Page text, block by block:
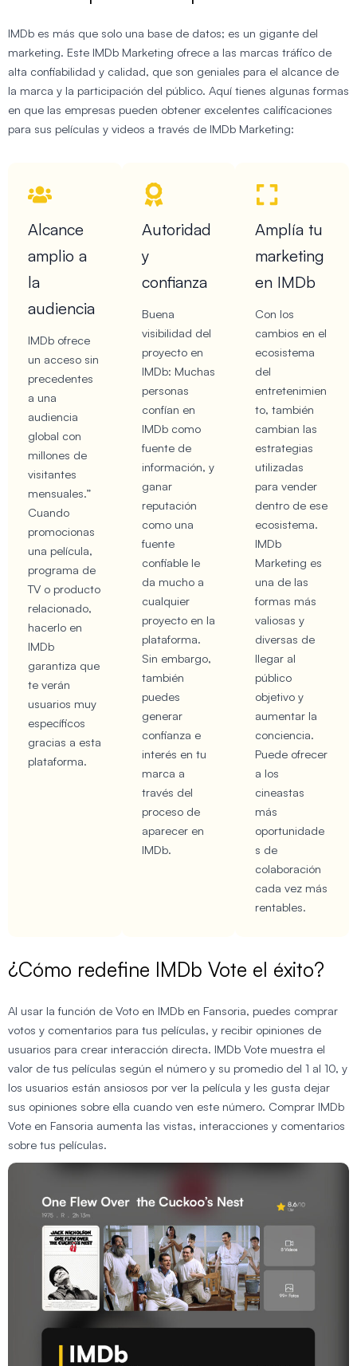
IMDb es más que solo una base de datos; es un gigante del
marketing. Este IMDb Marketing ofrece a las marcas tráfico de
alta confiabilidad y calidad, que son geniales para el alcance de
la marca y la participación del público. Aquí tienes algunas formas
en que las empresas pueden obtener excelentes calificaciones
para sus películas y videos a través de IMDb Marketing:
Alcance
amplio a
la
audiencia
IMDb ofrece
un acceso sin
precedentes
a una
audiencia
global con
millones de
visitantes
mensuales.”
Cuando
promocionas
una película,
programa de
TV o producto
relacionado,
hacerlo en
IMDb
garantiza que
te verán
usuarios muy
específicos
gracias a esta
plataforma.
Autoridad
y
confianza
Buena
visibilidad del
proyecto en
IMDb: Muchas
personas
confían en
IMDb como
fuente de
información, y
ganar
reputación
como una
fuente
confiable le
da mucho a
cualquier
proyecto en la
plataforma.
Sin embargo,
también
puedes
generar
confianza e
interés en tu
marca a
través del
proceso de
aparecer en
IMDb.
Amplía tu
marketing
en IMDb
Con los
cambios en el
ecosistema
del
entretenimien
to, también
cambian las
estrategias
utilizadas
para vender
dentro de ese
ecosistema.
IMDb
Marketing es
una de las
formas más
valiosas y
diversas de
llegar al
público
objetivo y
aumentar la
conciencia.
Puede ofrecer
a los
cineastas
más
oportunidade
s de
colaboración
cada vez más
rentables.
¿Cómo redefine IMDb Vote el éxito?
Al usar la función de Voto en IMDb en Fansoria, puedes comprar
votos y comentarios para tus películas, y recibir opiniones de
usuarios para crear interacción directa. IMDb Vote muestra el
valor de tus películas según el número y su promedio del 1 al 10, y
los usuarios están ansiosos por ver la película y les gusta dejar
sus opiniones sobre ella cuando ven este número. Comprar IMDb
Vote en Fansoria aumenta las vistas, interacciones y comentarios
sobre tus películas.